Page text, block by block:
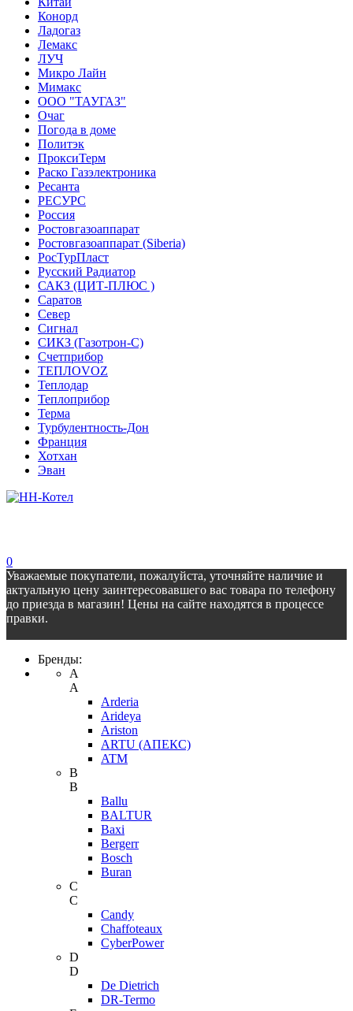
Конорд
Ладогаз
Лемакс
ЛУЧ
Микро Лайн
Мимакс
ООО "ТАУГАЗ"
Очаг
Погода в доме
Политэк
ПроксиТерм
Раско Газэлектроника
Ресанта
РЕСУРС
Россия
Ростовгазоаппарат
Ростовгазоаппарат (Siberia)
РосТурПласт
Русский Радиатор
САКЗ (ЦИТ-ПЛЮС )
Саратов
Север
Сигнал
СИКЗ (Газотрон-С)
Счетприбор
ТЕПЛОVOZ
Теплодар
Теплоприбор
Терма
Турбулентность-Дон
Франция
Хотхан
Эван
0
Уважаемые покупатели, пожалуйста, уточняйте наличие и
актуальную цену заинтересовавшего вас товара по телефону
до приезда в магазин! Цены на сайте находятся в процессе
правки.
Бренды:
A
A
Arderia
Arideya
Ariston
ARTU (АПЕКС)
ATM
B
B
Ballu
BALTUR
Baxi
Bergerr
Bosch
Buran
C
C
Candy
Chaffoteaux
CyberPower
D
D
De Dietrich
DR-Termo